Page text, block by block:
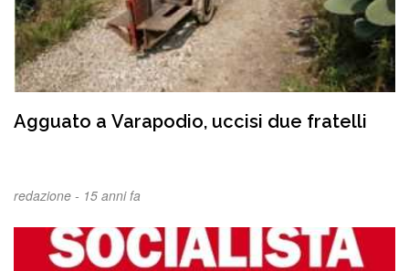
Agguato a Varapodio, uccisi due fratelli
redazione - 15 anni fa